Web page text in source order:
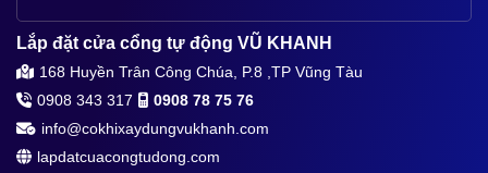
Lắp đặt cửa cổng tự động VŨ KHANH
168 Huyền Trân Công Chúa, P.8 ,TP Vũng Tàu
0908 343 317
0908 78 75 76
info@cokhixaydungvukhanh.com
lapdatcuacongtudong.com